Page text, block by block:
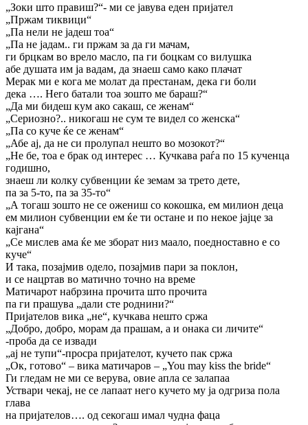
„Зоки што правиш?“- ми се јавува еден пријател
„Пржам тиквици“
„Па нели не јадеш тоа“
„Па не јадам.. ги пржам за да ги мачам,
ги брцкам во врело масло, па ги боцкам со вилушка
абе душата им ја вадам, да знаеш само како плачат
Мерак ми е кога ме молат да престанам, дека ги боли
дека …. Него батали тоа зошто ме бараш?“
„Да ми бидеш кум ако сакаш, се женам“
„Сериозно?.. никогаш не сум те видел со женска“
„Па со куче ќе се женам“
„Абе ај, да не си пролупал нешто во мозокот?“
„Не бе, тоа е брак од интерес … Кучкава раѓа по 15 кученца
годишно,
знаеш ли колку субвенции ќе земам за трето дете,
па за 5-то, па за 35-то“
„А тогаш зошто не се ожениш со кокошка, ем милион деца
ем милион субвенции ем ќе ти остане и по некое јајце за
кајгана“
„Се мислев ама ќе ме зборат низ маало, поедноставно е со
куче“
И така, позајмив одело, позајмив пари за поклон,
и се нацртав во матично точно на време
Матичарот набрзина прочита што прочита
па ги прашува „дали сте роднини?“
Пријателов вика „не“, кучкава нешто сржа
„Добро, добро, морам да прашам, а и онака си личите“
-проба да се извади
„ај не тупи“-просра пријателот, кучето пак сржа
„Ок, готово“ – вика матичаров – „You may kiss the bride“
Ги гледам не ми се верува, овие апла се залапаа
Уствари чекај, не се лапаат него кучето му ја одгриза пола
глава
на пријателов…. од секогаш имал чудна фаца